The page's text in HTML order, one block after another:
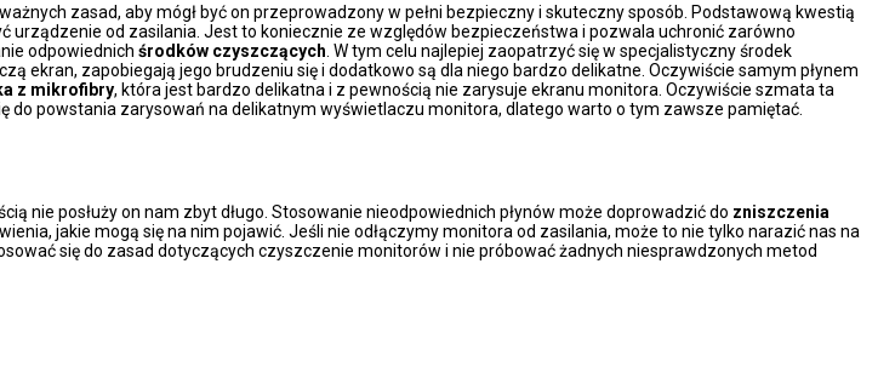
zasad, aby mógł być on przeprowadzony w pełni bezpieczny i skuteczny sposób. Podstawową kwestią
od zasilania. Jest to koniecznie ze względów bezpieczeństwa i pozwala uchronić zarówno
odpowiednich środków czyszczących . W tym celu najlepiej zaopatrzyć się w specjalistyczny środek
zapobiegają jego brudzeniu się i dodatkowo są dla niego bardzo delikatne. Oczywiście samym płynem
z mikrofibry, która jest bardzo delikatna i z pewnością nie zarysuje ekranu monitora. Oczywiście szmata ta
powstania zarysowań na delikatnym wyświetlaczu monitora, dlatego warto o tym zawsze pamiętać.
nie posłuży on nam zbyt długo. Stosowanie nieodpowiednich płynów może doprowadzić do zniszczenia
jakie mogą się na nim pojawić. Jeśli nie odłączymy monitora od zasilania, może to nie tylko narazić nas na
się do zasad dotyczących czyszczenie monitorów i nie próbować żadnych niesprawdzonych metod